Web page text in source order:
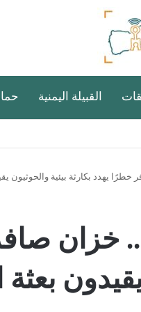
القبيلة اليمنية
خطرًا يهدد بكارثة بيئية والحوثيون
خزان
بعثة